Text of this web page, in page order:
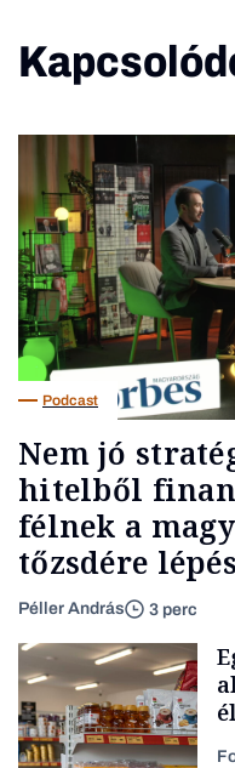
Podcast
Nem jó
hitelből
félnek a
tőzsdére
Péller András 3 perc